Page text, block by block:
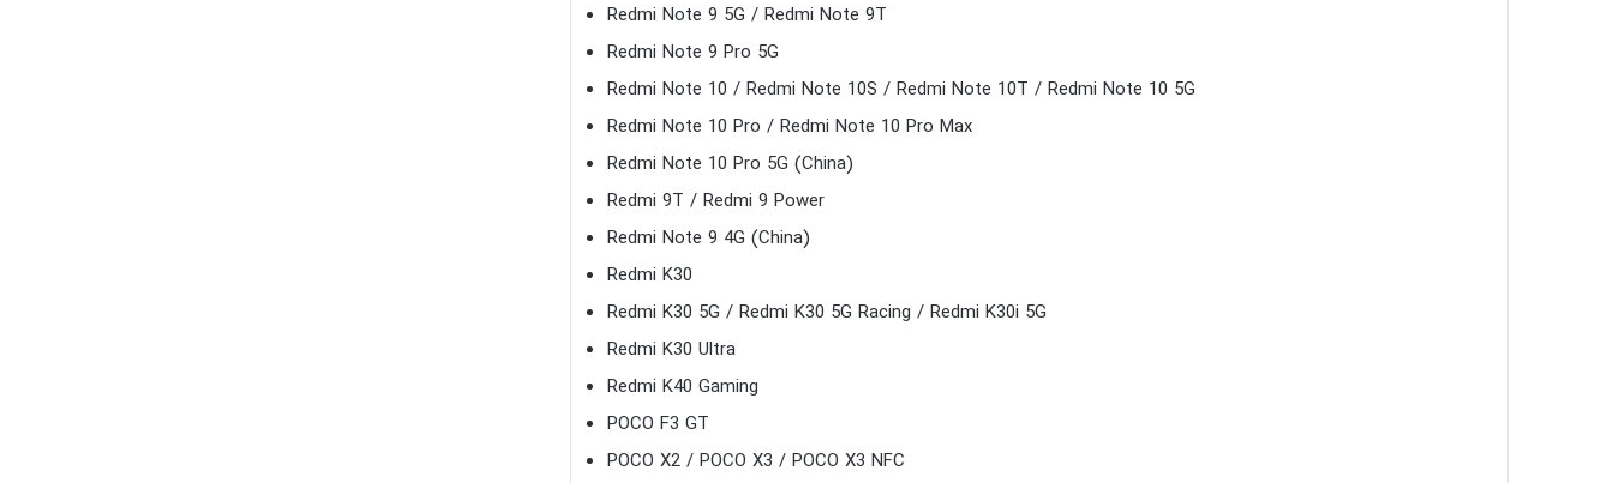
Redmi Note 9 5G / Redmi Note 9T
Redmi Note 9 Pro 5G
Redmi Note 10 / Redmi Note 10S / Redmi Note 10T / Redmi Note 10 5G
Redmi Note 10 Pro / Redmi Note 10 Pro Max
Redmi Note 10 Pro 5G (China)
Redmi 9T / Redmi 9 Power
Redmi Note 9 4G (China)
Redmi K30
Redmi K30 5G / Redmi K30 5G Racing / Redmi K30i 5G
Redmi K30 Ultra
Redmi K40 Gaming
POCO F3 GT
POCO X2 / POCO X3 / POCO X3 NFC